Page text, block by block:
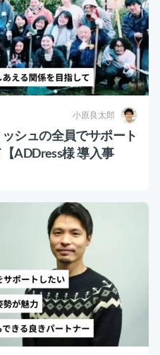
資料
ー
登録
小原良太郎
シュの全員でサポート
ADDress様 導入事